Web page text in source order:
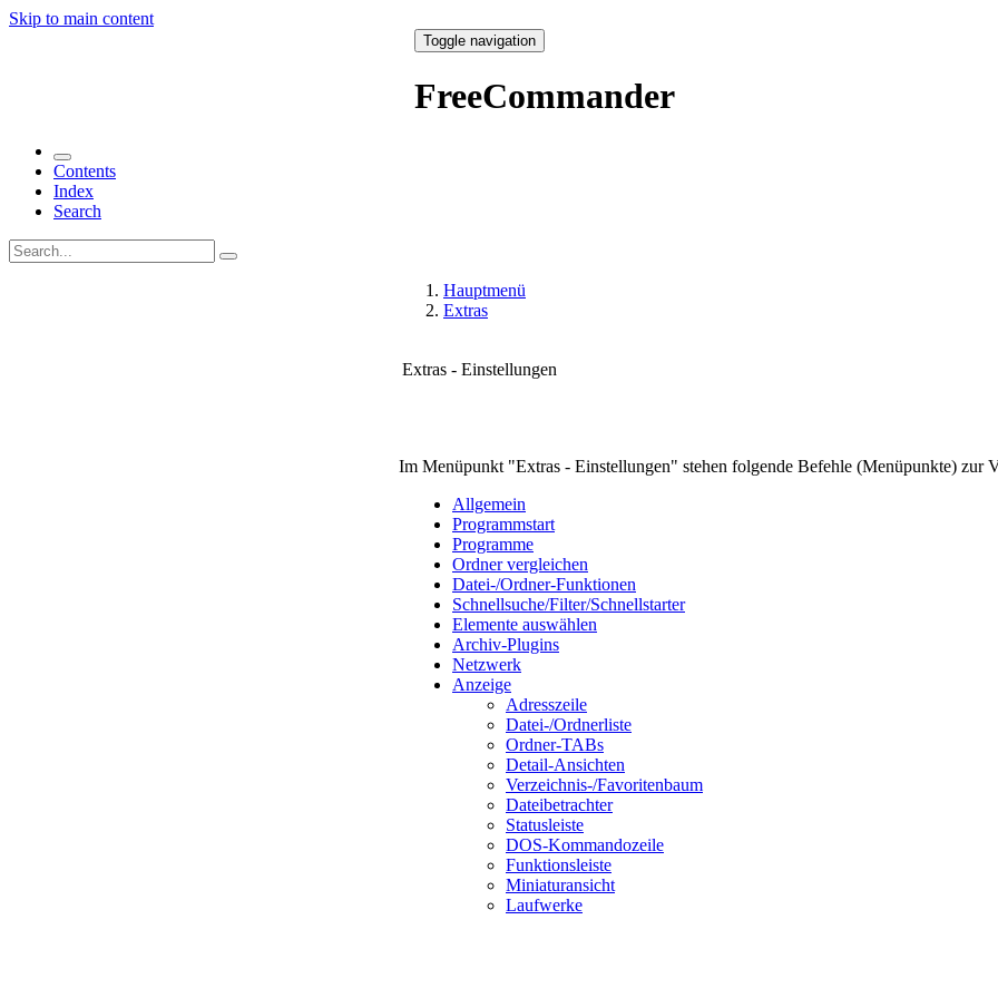
Skip to main content
Toggle navigation
FreeCommander
Contents
Index
Search
Hauptmenü
Extras
Extras - Einstellungen
Im Menüpunkt "Extras - Einstellungen" stehen folgende Befehle (Menüpunkte) zur
Allgemein
Programmstart
Programme
Ordner vergleichen
Datei-/Ordner-Funktionen
Schnellsuche/Filter/Schnellstarter
Elemente auswählen
Archiv-Plugins
Netzwerk
Anzeige
Adresszeile
Datei-/Ordnerliste
Ordner-TABs
Detail-Ansichten
Verzeichnis-/Favoritenbaum
Dateibetrachter
Statusleiste
DOS-Kommandozeile
Funktionsleiste
Miniaturansicht
Laufwerke